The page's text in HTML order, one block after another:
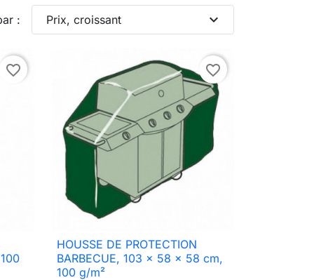
: Prix, croissant expand_more
favorite_border favorite_border
 Aperçu rapide
HOUSSE DE PROTECTION
BARBECUE, 103 x 58 x 58 cm,
100 g/m²